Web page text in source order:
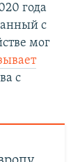
года
с
мог
с